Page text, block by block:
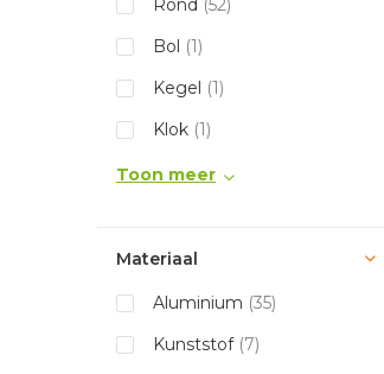
Rond (52)
Bol (1)
Kegel (1)
Klok (1)
Toon meer
Materiaal
Aluminium (35)
Kunststof (7)